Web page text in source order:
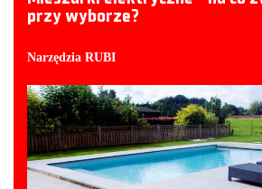
przy wyborze?
Narzędzia RUBI